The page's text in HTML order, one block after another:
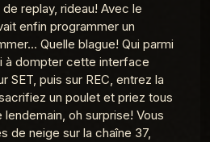
du Graal MDG 2 Le Walkman
4 couleurs
Graal
Walkie
Graal
Graal
replay, rideau! Avec le
enfin programmer un
Quelle blague! Qui parmi
à dompter cette interface
SET, puis sur REC, entrez la
un poulet et priez tous
oh surprise! Vous
de neige sur la chaîne 37,